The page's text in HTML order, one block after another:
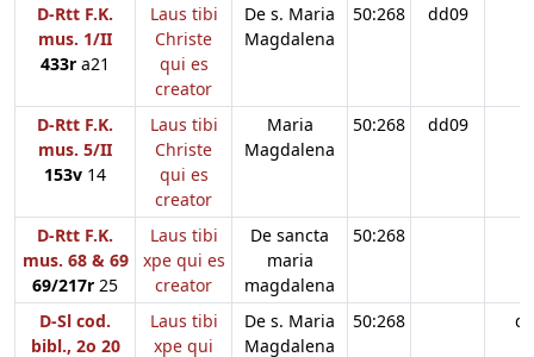
D-Rtt F.K.
mus. 1/II
433r a21
Laus tibi
Christe
qui es
creator
De s. Maria
Magdalena
50:268 dd09
D-Rtt F.K.
mus. 5/II
153v 14
Laus tibi
Christe
qui es
creator
Maria
Magdalena
50:268 dd09
D-Rtt F.K.
mus. 68 & 69
69/217r 25
Laus tibi
xpe qui es
creator
De sancta
maria
magdalena
50:268
D-Sl cod.
bibl., 2o 20
Laus tibi
xpe qui
De s. Maria
Magdalena
50:268